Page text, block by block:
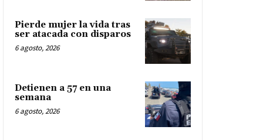
Pierde mujer la vida tras
ser atacada con disparos
6 agosto, 2026
Detienen a 57 en una
semana
6 agosto, 2026